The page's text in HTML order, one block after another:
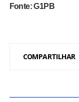
Fonte: G1PB
COMPARTILHAR